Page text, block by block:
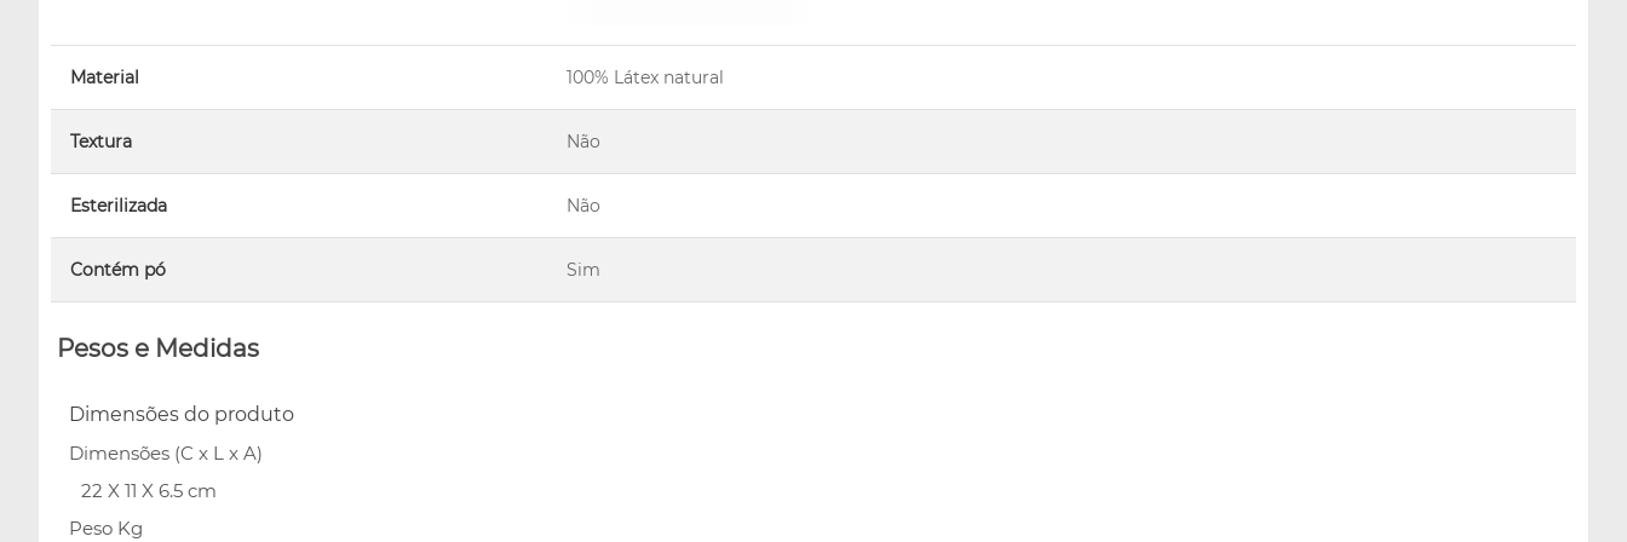
Material 100% Látex natural
Textura Não
Esterilizada Não
Contém pó Sim
Pesos e Medidas
Dimensões do produto
Dimensões (C x L x A)
22 X 11 X 6.5 cm
Peso Kg